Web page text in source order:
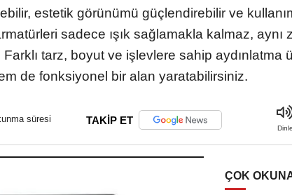
estetik görünümü güçlendirebilir ve
sadece ışık sağlamakla kalmaz,
Farklı tarz, boyut ve işlevlere sahip
de fonksiyonel bir alan yaratabilirsiniz.
süresi TAKİP ET
Dinle
ÇOK